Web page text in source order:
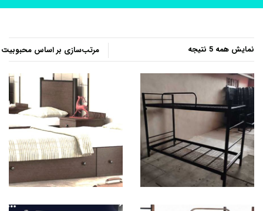
نمایش همه 5 نتیجه
بر
اساس